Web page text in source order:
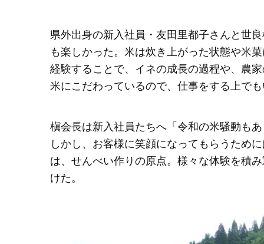
県外出身の新入社員・友田里都子さんと世
も楽しかった。米は炊き上がった状態や米
経験することで、イネの成長の過程や、農
米にこだわっているので、仕事をする上で
槇会長は新入社員たちへ「令和の米騒動も
しかし、お客様に笑顔になってもらうため
は、せんべい作りの原点。様々な体験を積
けた。